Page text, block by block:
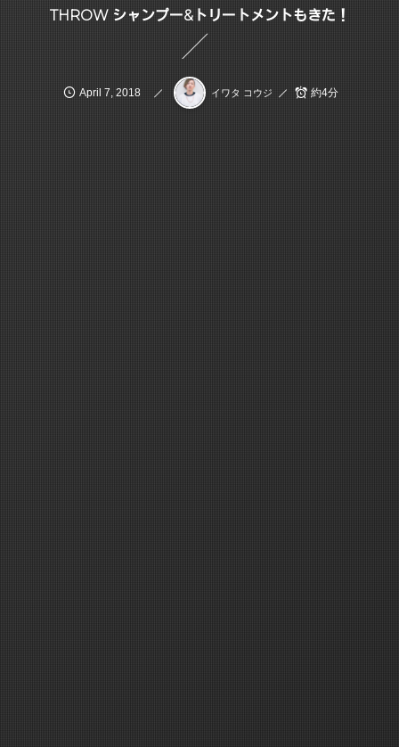
THROW シャンプー&トリートメントもきた！
April 7 2018 イワタ コウジ 約4分